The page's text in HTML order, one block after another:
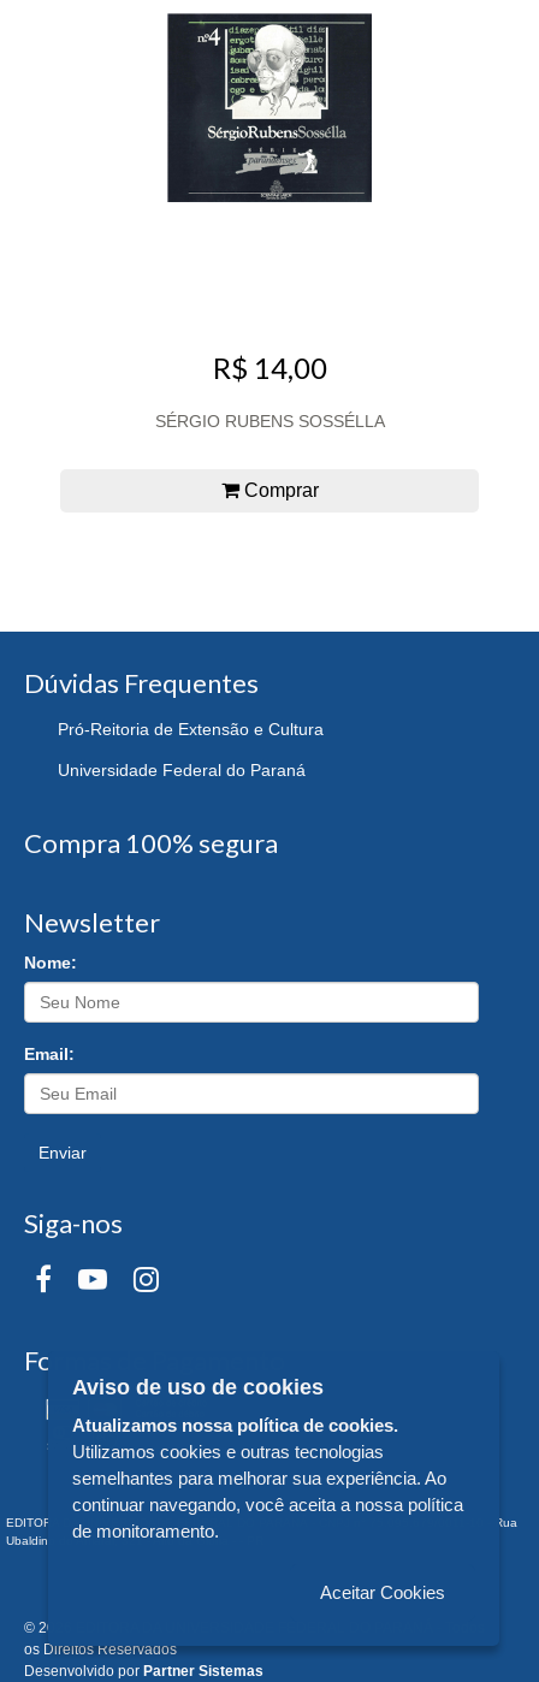
R$ 14,00
SÉRGIO RUBENS SOSSÉLLA
Comprar
Dúvidas Frequentes
Pró-Reitoria de Extensão e Cultura
Universidade Federal do Paraná
Compra 100% segura
Newsletter
Nome:
Email:
Enviar
Siga-nos
Formas de Pagamento
EDITORA DA UNIVERSIDADE FEDERAL DO PARANÁ - CNPJ n° 75.095.679/0011-10 - Rua
Ubaldino do Amaral, 321 - Alto da Glória - - PR
© 2026 EDITORA DA UNIVERSIDADE FEDERAL DO PARANÁ - Todos
os Direitos Reservados
Desenvolvido por Partner Sistemas
Aviso de uso de cookies
Atualizamos nossa política de cookies.
Utilizamos cookies e outras tecnologias
semelhantes para melhorar sua experiência. Ao
continuar navegando, você aceita a nossa política
de monitoramento.
Aceitar Cookies